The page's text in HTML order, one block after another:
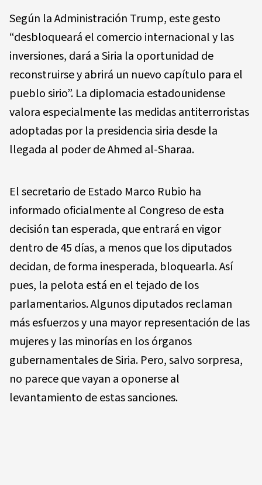
Según la Administración Trump, este gesto
“desbloqueará el comercio internacional y las
inversiones, dará a Siria la oportunidad de
reconstruirse y abrirá un nuevo capítulo para el
pueblo sirio”. La diplomacia estadounidense
valora especialmente las medidas antiterroristas
adoptadas por la presidencia siria desde la
llegada al poder de Ahmed al-Sharaa.
El secretario de Estado Marco Rubio ha
informado oficialmente al Congreso de esta
decisión tan esperada, que entrará en vigor
dentro de 45 días, a menos que los diputados
decidan, de forma inesperada, bloquearla. Así
pues, la pelota está en el tejado de los
parlamentarios. Algunos diputados reclaman
más esfuerzos y una mayor representación de las
mujeres y las minorías en los órganos
gubernamentales de Siria. Pero, salvo sorpresa,
no parece que vayan a oponerse al
levantamiento de estas sanciones.